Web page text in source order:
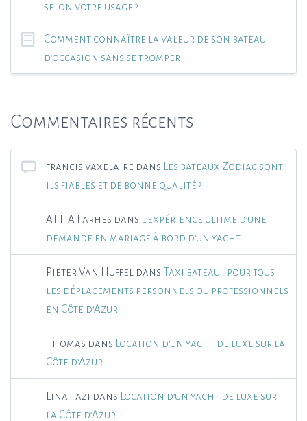
selon votre usage ?
Comment connaître la valeur de son bateau
d’occasion sans se tromper
Commentaires récents
francis vaxelaire dans
Les bateaux Zodiac sont-
ils fiables et de bonne qualité ?
ATTIA Farhës dans
L’expérience ultime d’une
demande en mariage à bord d’un yacht
Pieter Van Huffel dans Taxi bateau : pour tous
les déplacements personnels ou professionnels
en Côte d’Azur
Thomas dans
Location d’un yacht de luxe sur la
Côte d’Azur
Lina Tazi dans
Location d’un yacht de luxe sur
la Côte d’Azur